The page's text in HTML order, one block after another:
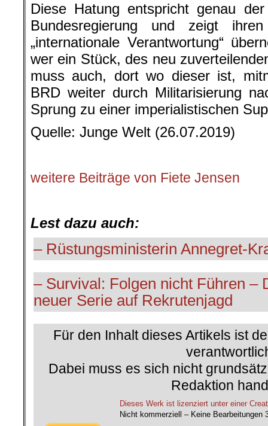
Diese Hatung entspricht genau der
Bundesregierung und zeigt
„internationale Verantwortung“
wer ein Stück, des neu
muss auch, dort wo dieser ist,
BRD weiter durch Militarisierung
Sprung zu einer imperialistischen
Quelle: Junge Welt (26.07.2019)
weitere Beiträge von Fiete Jensen
Lest dazu auch:
– Rüstungsministerin Annegret-
– Survival: Folgen nicht Führen –
neuer Serie auf Rekrutenjagd
Für den Inhalt dieses Artikels ist
Dabei muss es sich nicht
Redaktion
Dieses Werk ist lizenziert unter einer
Nicht kommerziell – Keine Bearbeitungen